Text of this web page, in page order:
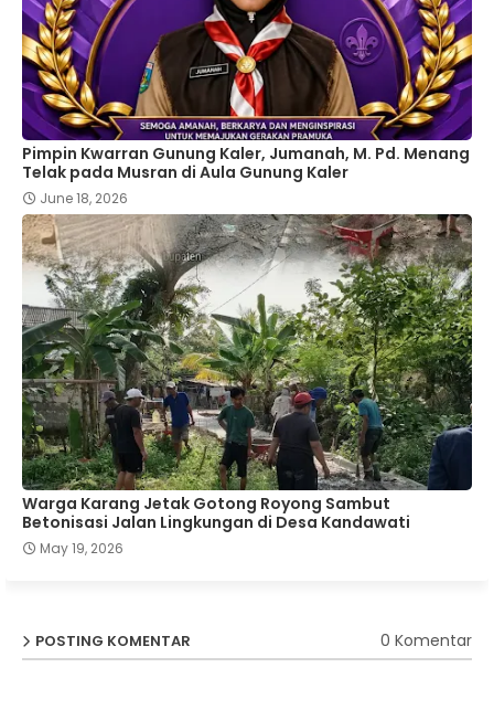
Pimpin Kwarran Gunung Kaler, Jumanah, M. Pd. Menang
Telak pada Musran di Aula Gunung Kaler
June 18, 2026
Warga Karang Jetak Gotong Royong Sambut
Betonisasi Jalan Lingkungan di Desa Kandawati
May 19, 2026
POSTING KOMENTAR 0 Komentar